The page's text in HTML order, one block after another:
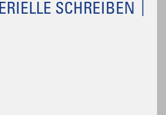
SCHREIBEN